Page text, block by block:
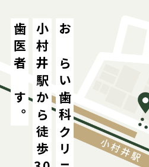
歯医者です。小村井駅から徒歩おむらい歯科クリニックは